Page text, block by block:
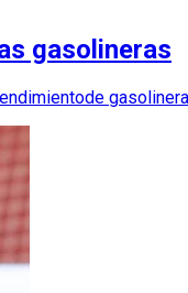
gasolineras